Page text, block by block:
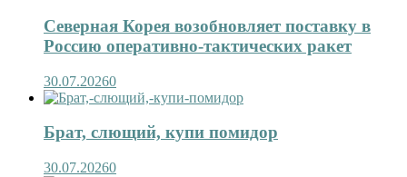
Северная Корея возобновляет поставку в
Россию оперативно-тактических ракет
30.07.20260
Брат, слющий, купи помидор
30.07.20260